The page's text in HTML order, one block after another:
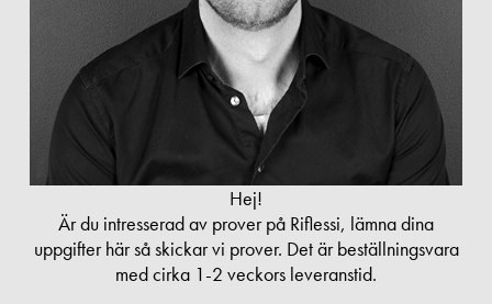
Hej!
Är du intresserad av prover på Riflessi, lämna dina
uppgifter här så skickar vi prover. Det är beställningsvara
med cirka 1-2 veckors leveranstid.